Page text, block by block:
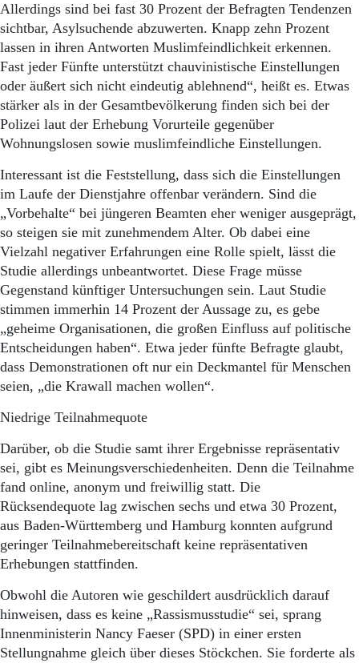
Allerdings sind bei fast 30 Prozent der Befragten Tendenzen
sichtbar, Asylsuchende abzuwerten. Knapp zehn Prozent
lassen in ihren Antworten Muslimfeindlichkeit erkennen.
Fast jeder Fünfte unterstützt chauvinistische Einstellungen
oder äußert sich nicht eindeutig ablehnend“, heißt es. Etwas
stärker als in der Gesamtbevölkerung finden sich bei der
Polizei laut der Erhebung Vorurteile gegenüber
Wohnungslosen sowie muslimfeindliche Einstellungen.
Interessant ist die Feststellung, dass sich die Einstellungen
im Laufe der Dienstjahre offenbar verändern. Sind die
„Vorbehalte“ bei jüngeren Beamten eher weniger ausgeprägt,
so steigen sie mit zunehmendem Alter. Ob dabei eine
Vielzahl negativer Erfahrungen eine Rolle spielt, lässt die
Studie allerdings unbeantwortet. Diese Frage müsse
Gegenstand künftiger Untersuchungen sein. Laut Studie
stimmen immerhin 14 Prozent der Aussage zu, es gebe
„geheime Organisationen, die großen Einfluss auf politische
Entscheidungen haben“. Etwa jeder fünfte Befragte glaubt,
dass Demonstrationen oft nur ein Deckmantel für Menschen
seien, „die Krawall machen wollen“.
Niedrige Teilnahmequote
Darüber, ob die Studie samt ihrer Ergebnisse repräsentativ
sei, gibt es Meinungsverschiedenheiten. Denn die Teilnahme
fand online, anonym und freiwillig statt. Die
Rücksendequote lag zwischen sechs und etwa 30 Prozent,
aus Baden-Württemberg und Hamburg konnten aufgrund
geringer Teilnahmebereitschaft keine repräsentativen
Erhebungen stattfinden.
Obwohl die Autoren wie geschildert ausdrücklich darauf
hinweisen, dass es keine „Rassismusstudie“ sei, sprang
Innenministerin Nancy Faeser (SPD) in einer ersten
Stellungnahme gleich über dieses Stöckchen. Sie forderte als